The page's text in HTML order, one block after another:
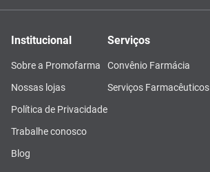
Institucional
Sobre a Promofarma
Nossas lojas
Política de Privacidade
Trabalhe conosco
Blog
Serviços
Convênio Farmácia
Serviços Farmacêuticos